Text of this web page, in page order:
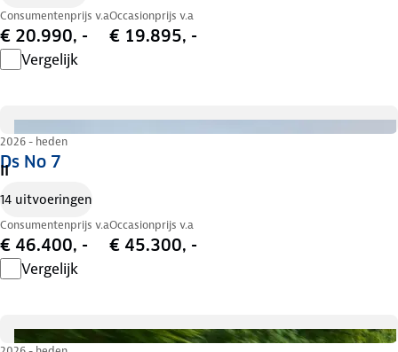
Consumentenprijs v.a
€ 20.990, -
Occasionprijs v.a
€ 19.895, -
Vergelijk
Ds No 7
2026 - heden
II
14 uitvoeringen
Consumentenprijs v.a
€ 46.400, -
Occasionprijs v.a
€ 45.300, -
Vergelijk